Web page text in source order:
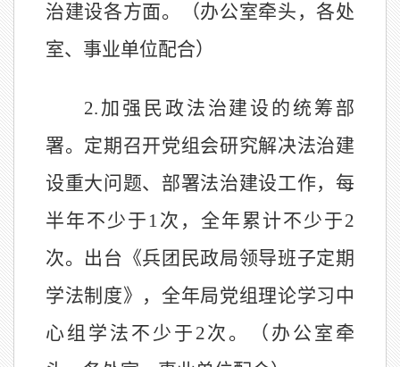
治建设各方面。（办公室牵头，各处
室、事业单位配合）
2. 加强民政法治建设的统筹部
署。定期召开党组会研究解决法治建
设重大问题、部署法治建设工作，每
半年不少于 1次，全年累计不少于2
次。 出台《兵团民政局领导班子定期
学法制度》，全年局党组理论学习中
心组学法不少于 2次。（办公室牵